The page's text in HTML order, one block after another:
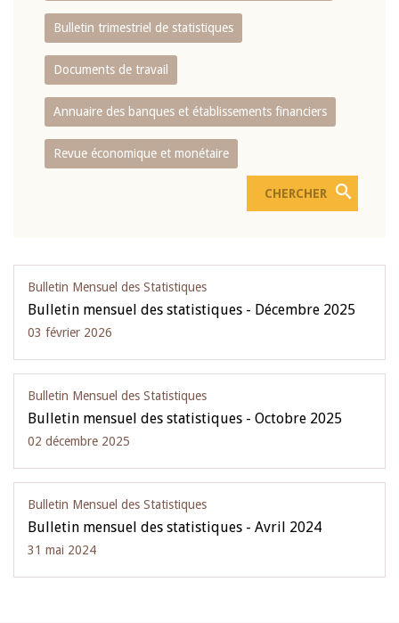
Bulletin trimestriel de statistiques
Documents de travail
Annuaire des banques et établissements financiers
Revue économique et monétaire
Bulletin Mensuel des Statistiques
Bulletin mensuel des statistiques - Décembre 2025
03 février 2026
Bulletin Mensuel des Statistiques
Bulletin mensuel des statistiques - Octobre 2025
02 décembre 2025
Bulletin Mensuel des Statistiques
Bulletin mensuel des statistiques - Avril 2024
31 mai 2024